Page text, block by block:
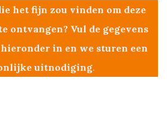
het fijn zou vinden om deze
ontvangen? Vul de gegevens
in en we sturen een
uitnodiging.